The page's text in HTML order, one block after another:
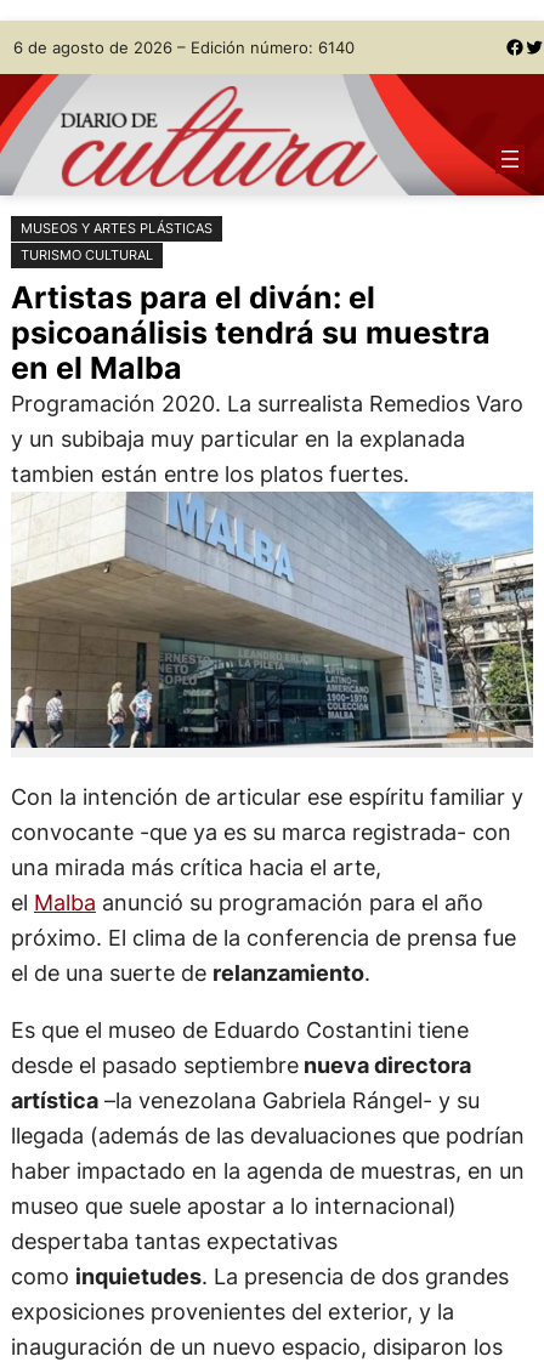
Saltar
al
contenido
Skip
to
content
6 de agosto de 2026 – Edición número: 6140 Facebook Twitter
MUSEOS Y ARTES PLÁSTICAS
TURISMO CULTURAL
Artistas para el diván: el
psicoanálisis tendrá su muestra
en el Malba
Programación 2020. La surrealista Remedios Varo
y un subibaja muy particular en la explanada
tambien están entre los platos fuertes.
Con la intención de articular ese espíritu familiar y
convocante -que ya es su marca registrada- con
una mirada más crítica hacia el arte,
el Malba anunció su programación para el año
próximo. El clima de la conferencia de prensa fue
el de una suerte de relanzamiento.
Es que el museo de Eduardo Costantini tiene
desde el pasado septiembrenueva directora
artística–la venezolana Gabriela Rángel- y su
llegada (además de las devaluaciones que podrían
haber impactado en la agenda de muestras, en un
museo que suele apostar a lo internacional)
despertaba tantas expectativas
como inquietudes. La presencia de dos grandes
exposiciones provenientes del exterior, y la
inauguración de un nuevo espacio, disiparon los